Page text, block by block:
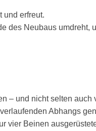
und erfreut.
des Neubaus umdreht,
– und nicht selten
Abhangs
vier Beinen